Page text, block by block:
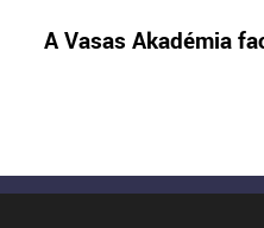
A Vasas Akadémia